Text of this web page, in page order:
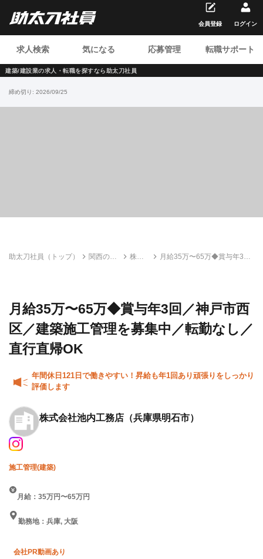
建築/建設業の求人・転職を探すなら助太刀社員
求人検索 気になる 応募管理 転職サポート
会員登録 ログイン
締め切り: 2026/09/25
助太刀社員（トップ）
関西の建
株式
月給35万〜65万◆賞与年3回
月給35万〜65万◆賞与年3回／神戸市西
区／建築施工管理を募集中／転勤なし／
直行直帰OK
年間休日121日で働きやすい！昇給も年1回あり頑張りをしっかり
評価します
株式会社池内工務店 （兵庫県明石市）
施工管理(建築)
月給：35万円〜65万円
勤務地：兵庫, 大阪
会社PR動画あり